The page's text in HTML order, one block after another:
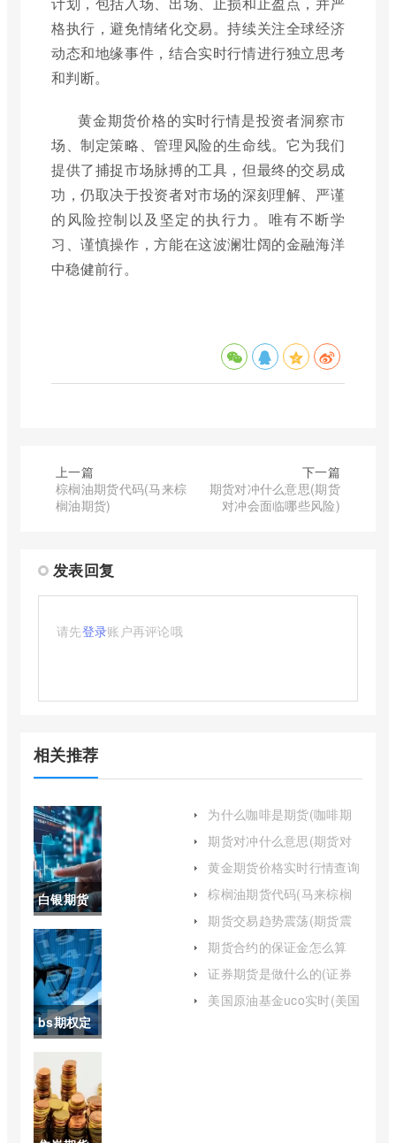
格执行，避免情绪化交易。持续关注全球经济
动态和地缘事件，结合实时行情进行独立思考
和判断。
黄金期货价格的实时行情是投资者洞察市
场、制定策略、管理风险的生命线。它为我们
提供了捕捉市场脉搏的工具，但最终的交易成
功，仍取决于投资者对市场的深刻理解、严谨
的风险控制以及坚定的执行力。唯有不断学
习、谨慎操作，方能在这波澜壮阔的金融海洋
中稳健前行。
上一篇
棕榈油期货代码(马来棕
榈油期货)
下一篇
期货对冲什么意思(期货
对冲会面临哪些风险)
发表回复
请先登录账户再评论哦
相关推荐
白银期货
交易时间
有周末吗
(白银期货
周六日交
易吗)
bs期权定
价公式的
产生(bs期
权定价模
为什么咖啡是期货(咖啡期
货到底在哪里)
期货对冲什么意思(期货对
冲会面临哪些风险)
黄金期货价格实时行情查询
(黄金期货价格走势实时行
情)
棕榈油期货代码(马来棕榈
油期货)
期货交易趋势震荡(期货震
荡策略模型)
期货合约的保证金怎么算
(期货保证金为合约金额的
5)
证券期货是做什么的(证券
期货有哪些产品)
美国原油基金uco实时(美国